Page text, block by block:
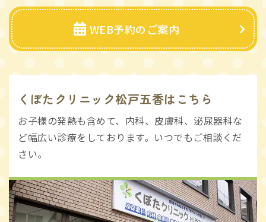
WEB予約のご案内
くぼたクリニック松戸五香はこちら
お子様の発熱も含めて、内科、皮膚科、泌尿器科な
ど幅広い診療をしております。いつでもご相談くだ
さい。